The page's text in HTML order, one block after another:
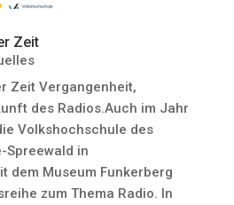
Zeit
Zeit Vergangenheit,
des Radios.Auch im Jahr
Volkshochschule des
Spreewald in
dem Museum Funkerberg
zum Thema Radio. In